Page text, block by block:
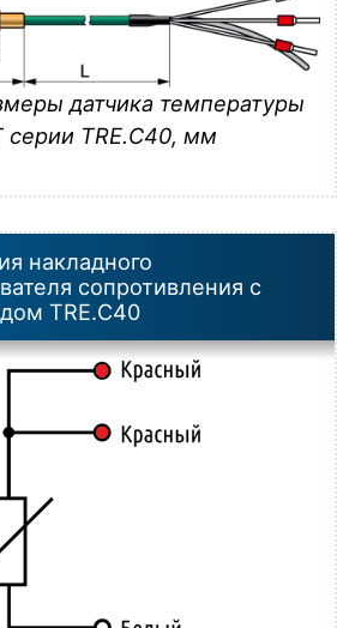
датчика температуры
серии TRE.C40, мм
накладного
сопротивления с
TRE.C40